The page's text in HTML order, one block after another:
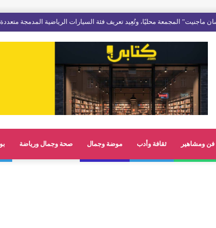
فن ومشاهير ثقافة وأدب موضة وجمال صحة وجمال ورياضة